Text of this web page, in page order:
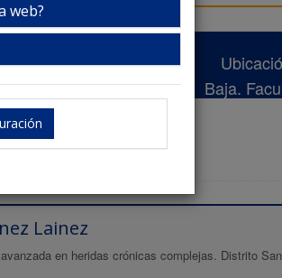
web?
16:30-18:00h.
Baja.
Lainez
en heridas crónicas complejas. Distrito